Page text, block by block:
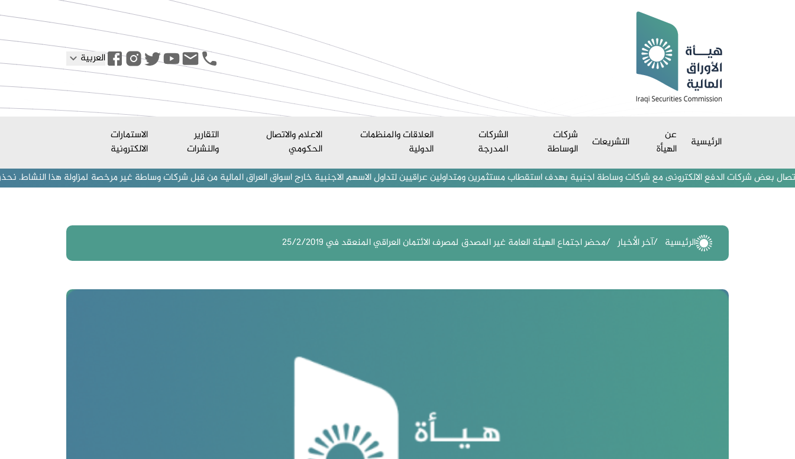
العربية
الرئيسية
عن
الهيأة
التشريعات
شركات
الوساطة
الشركات
المدرجة
العلاقات والمنظمات
الدولية
الاعلام والاتصال
الحكومي
التقارير
والنشرات
الاستمارات
الالكترونية
شركات الدفع الالكترونى مع شركات وساطة اجنبية بهدف استقطاب مستثمرين ومتداولين عراقيين لتداول الاسهم الاجنبية خارج اسواق العراق المالية من قبل شركات وساطة غير مرخصة لمزاولة هذا النشاط. نحذر
الرئيسية آخر الأخبار محضر اجتماع الهيئة العامة غير المصدق لمصرف الائتمان العراقي المنعقد في 25/2/2019